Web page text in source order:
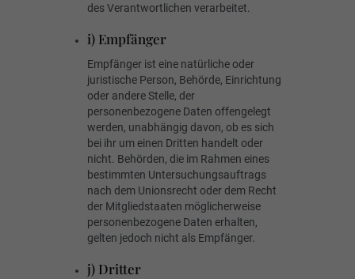
des Verantwortlichen verarbeitet.
i) Empfänger
Empfänger ist eine natürliche oder
juristische Person, Behörde, Einrichtung
oder andere Stelle, der
personenbezogene Daten offengelegt
werden, unabhängig davon, ob es sich
bei ihr um einen Dritten handelt oder
nicht. Behörden, die im Rahmen eines
bestimmten Untersuchungsauftrags
nach dem Unionsrecht oder dem Recht
der Mitgliedstaaten möglicherweise
personenbezogene Daten erhalten,
gelten jedoch nicht als Empfänger.
j) Dritter